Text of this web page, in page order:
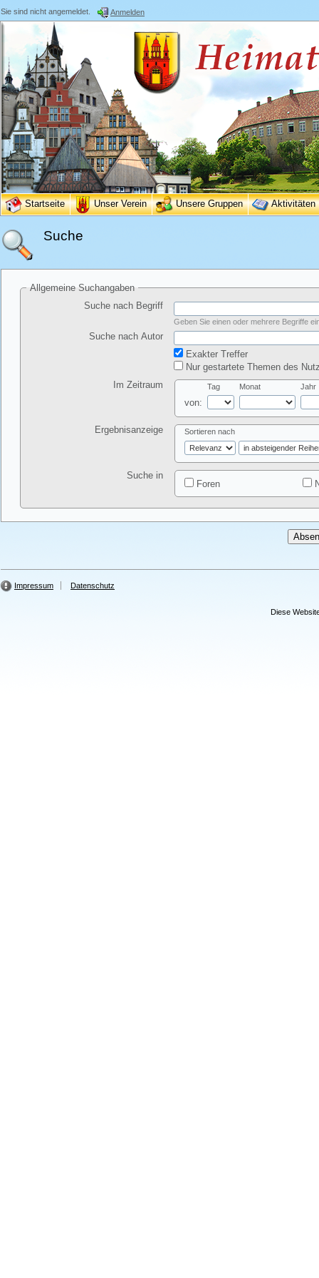
Sie sind nicht angemeldet. Anmelden
Startseite Unser Verein Unsere Gruppen Aktivitäten
Suche
Allgemeine Suchangaben
Suche nach Begriff
Geben Sie einen oder mehrere Begriffe
Suche nach Autor
Exakter Treffer
Nur gestartete Themen des
Im Zeitraum
von:
Tag Monat Jahr
Ergebnisanzeige Sortieren nach
Suche in
Foren
Impressum Datenschutz
Diese